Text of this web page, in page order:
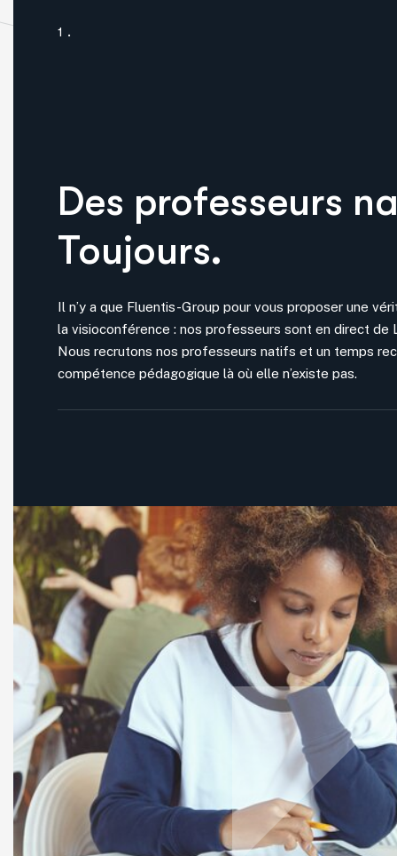
1.
Des professeurs
Toujours.
Il n’y a que Fluentis-Group pour vous proposer une
la visioconférence : nos professeurs sont en direct de
Nous recrutons nos professeurs natifs et un temps
compétence pédagogique là où elle n’existe pas.